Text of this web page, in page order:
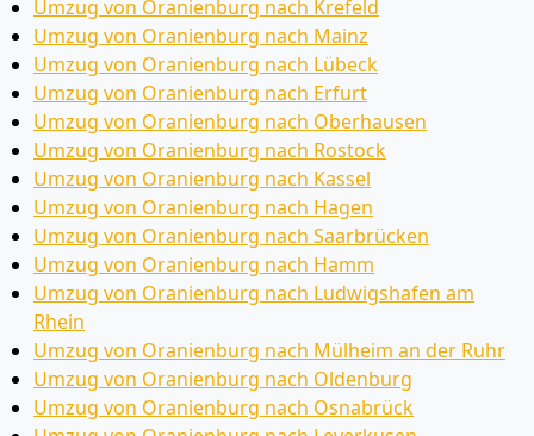
Umzug von Oranienburg nach Krefeld
Umzug von Oranienburg nach Mainz
Umzug von Oranienburg nach Lübeck
Umzug von Oranienburg nach Erfurt
Umzug von Oranienburg nach Oberhausen
Umzug von Oranienburg nach Rostock
Umzug von Oranienburg nach Kassel
Umzug von Oranienburg nach Hagen
Umzug von Oranienburg nach Saarbrücken
Umzug von Oranienburg nach Hamm
Umzug von Oranienburg nach Ludwigshafen am
Rhein
Umzug von Oranienburg nach Mülheim an der Ruhr
Umzug von Oranienburg nach Oldenburg
Umzug von Oranienburg nach Osnabrück